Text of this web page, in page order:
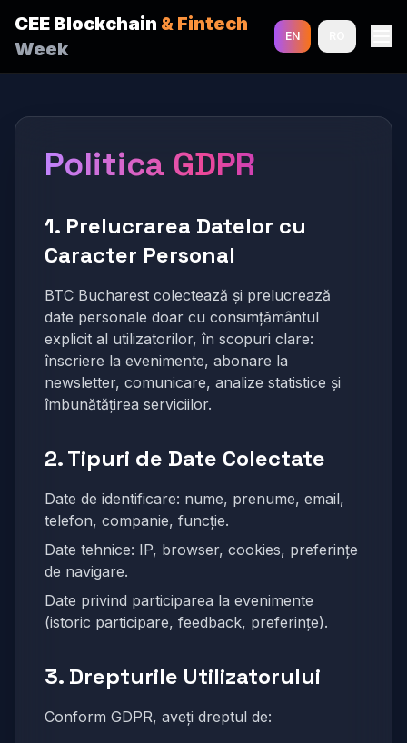
CEE Blockchain & Fintech
Week
EN
Politica GDPR
1. Prelucrarea Datelor cu
Caracter Personal
BTC Bucharest colectează și prelucrează
date personale doar cu consimțământul
explicit al utilizatorilor, în scopuri clare:
înscriere la evenimente, abonare la
newsletter, comunicare, analize statistice și
îmbunătățirea serviciilor.
2. Tipuri de Date Colectate
Date de identificare: nume, prenume, email,
telefon, companie, funcție.
Date tehnice: IP, browser, cookies, preferințe
de navigare.
Date privind participarea la evenimente
(istoric participare, feedback, preferințe).
3. Drepturile Utilizatorului
Conform GDPR, aveți dreptul de: